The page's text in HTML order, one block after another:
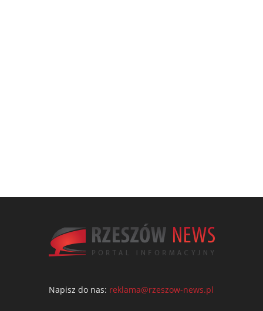
Napisz do nas: reklama@rzeszow-news.pl